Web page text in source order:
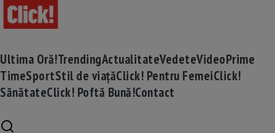
Ultima Oră!TrendingActualitateVedeteVideoPrime
TimeSportStil de viațăClick! Pentru FemeiClick!
SănătateClick! Poftă Bună!Contact